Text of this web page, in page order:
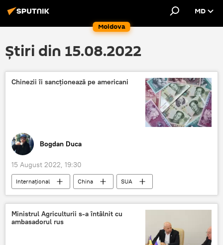
Moldova
MD
Știri din 15.08.2022
Chinezii îi sancționează pe americani
Bogdan Duca
15 August 2022, 19:30
Internațional China
SUA
Economie
Ministrul Agriculturii s-a întâlnit cu
ambasadorul rus